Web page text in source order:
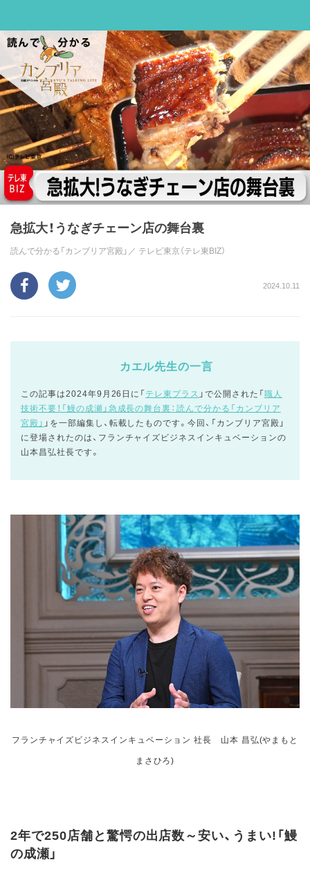
急拡大！うなぎチェーン店の舞台裏
読んで分かる「カンブリア宮殿」／ テレビ東京（テレ東BIZ）
2024.10.11
カエル先生の一言
この記事は2024年9月26日に「テレ東プラス 」で公開された「職人
技術不要！「鰻の成瀬」急成長の舞台裏：読んで分かる「カンブリア
宮殿」 」を一部編集し、転載したものです。今回、「カンブリア宮殿」
に登場されたのは、フランチャイズビジネスインキュベーションの
山本昌弘社長です。
フランチャイズビジネスインキュベーション 社長 山本 昌弘(やまもと
まさひろ)
2年で250店舗と驚愕の出店数～安い、うまい!「鰻
の成瀬」